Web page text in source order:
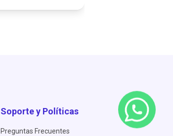
Soporte y Políticas
Preguntas Frecuentes